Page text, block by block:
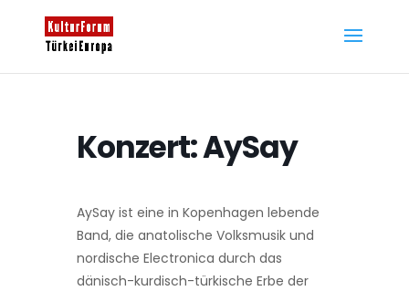
Konzert: AySay
AySay ist eine in Kopenhagen lebende
Band, die anatolische Volksmusik und
nordische Electronica durch das
dänisch-kurdisch-türkische Erbe der